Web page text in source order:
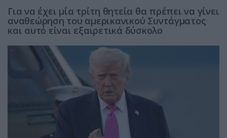
Για να έχει μία τρίτη θητεία θα πρέπει να γίνει
αναθεώρηση του αμερικανικού Συντάγματος
και αυτό είναι εξαιρετικά δύσκολο